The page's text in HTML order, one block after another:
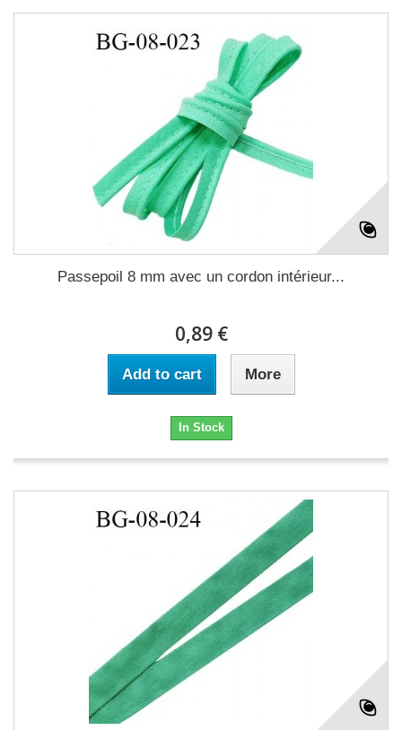
Passepoil 8 mm avec un cordon intérieur...
0,89 €
Add to cart More
In Stock